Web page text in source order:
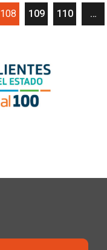
108(current)
109 110 …